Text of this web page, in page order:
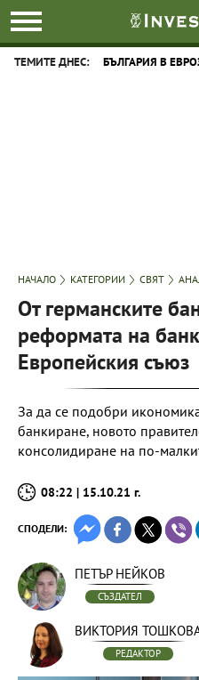
ТЕМИТЕ ДНЕС: БЪЛГАРИЯ В
НАЧАЛО КАТЕГОРИИ СВЯТ
От германските
реформата на
Европейския съюз
За да се подобри
банкиране, новото
консолидиране на по-
08:22 | 15.10.21 г.
СПОДЕЛИ:
ПЕТЪР НЕЙКОВ
СЪЗДАТЕЛ
ВИКТОРИЯ
РЕДАКТОР